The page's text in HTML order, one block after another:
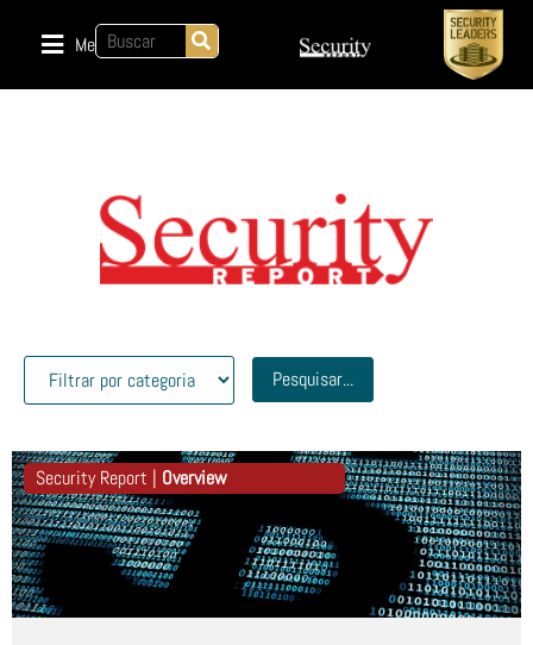
Menu
Pesquisar...
Security Report | Overview